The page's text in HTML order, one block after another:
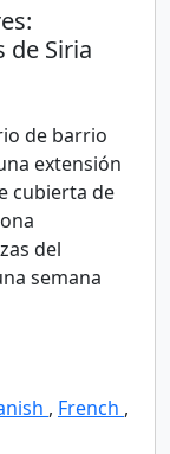
de Siria
de barrio
extensión
cubierta de
del
semana
, French ,